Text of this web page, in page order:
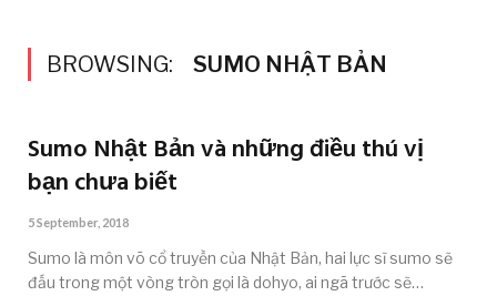
BROWSING: SUMO NHẬT BẢN
Sumo Nhật Bản và những điều thú vị
bạn chưa biết
5 September, 2018
Sumo là môn võ cổ truyền của Nhật Bản, hai lực sĩ sumo sẽ
đấu trong một vòng tròn gọi là dohyo, ai ngã trước sẽ…